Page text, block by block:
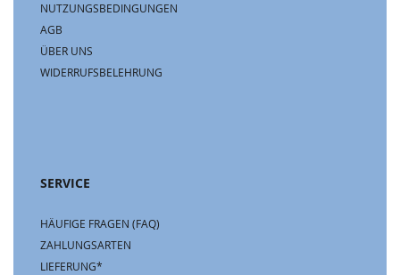
NUTZUNGSBEDINGUNGEN
AGB
ÜBER UNS
WIDERRUFSBELEHRUNG
SERVICE
HÄUFIGE FRAGEN (FAQ)
ZAHLUNGSARTEN
LIEFERUNG*